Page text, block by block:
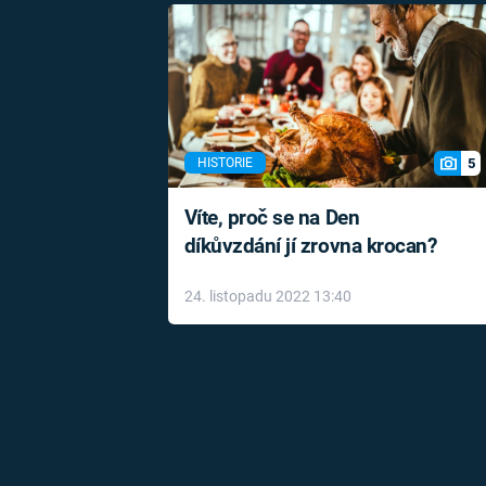
HISTORIE 5
Víte, proč se na Den
díkůvzdání jí zrovna krocan?
24. listopadu 2022 13:40